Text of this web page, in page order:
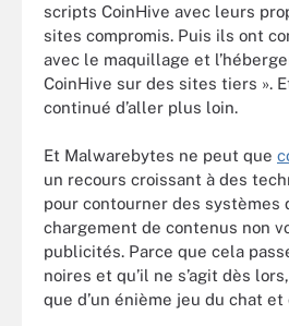
scripts CoinHive avec leurs
sites compromis. Puis ils ont
avec le maquillage et
CoinHive sur des sites tiers ».
continué d’aller plus loin.
Et Malwarebytes ne peut que
un recours croissant à des
pour contourner des systèmes
chargement de contenus non
publicités. Parce que cela
noires et qu’il ne s’agit dès
que d’un énième jeu du chat et